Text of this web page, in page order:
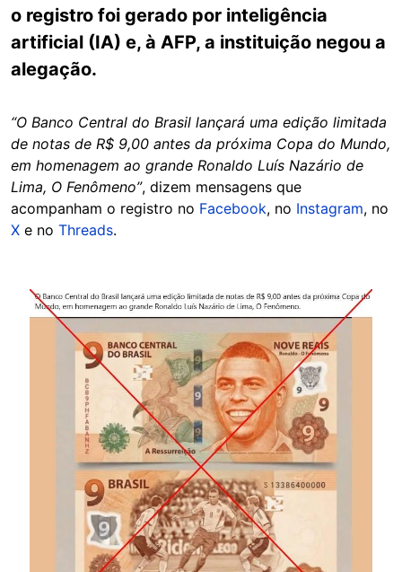
o registro foi gerado por inteligência
artificial (IA) e, à AFP, a instituição negou a
alegação.
“O Banco Central do Brasil lançará uma edição limitada
de notas de R$ 9,00 antes da próxima Copa do Mundo,
em homenagem ao grande Ronaldo Luís Nazário de
Lima, O Fenômeno”, dizem mensagens que
acompanham o registro no Facebook, no Instagram, no
X e no Threads.
Image